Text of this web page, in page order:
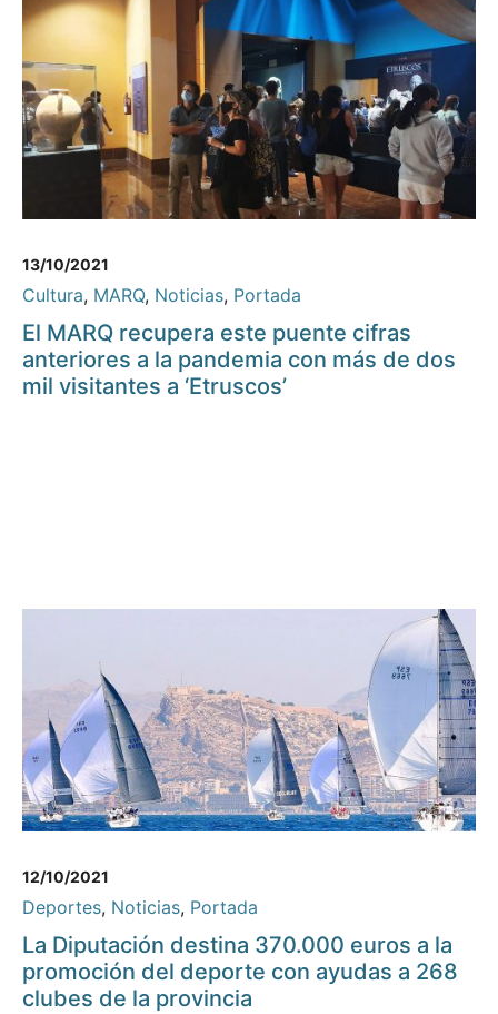
13/10/2021
Cultura, MARQ, Noticias, Portada
El MARQ recupera este puente cifras
anteriores a la pandemia con más de dos
mil visitantes a ‘Etruscos’
12/10/2021
Deportes, Noticias, Portada
La Diputación destina 370.000 euros a la
promoción del deporte con ayudas a 268
clubes de la provincia